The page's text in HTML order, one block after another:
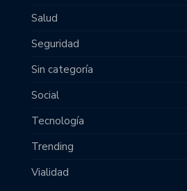
Salud
Seguridad
Sin categoría
Social
Tecnología
Trending
Vialidad